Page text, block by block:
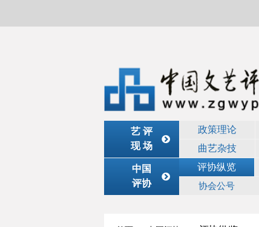
艺 评
现 场
政策理论
曲艺杂技
中国
评协
评协纵览
协会公号